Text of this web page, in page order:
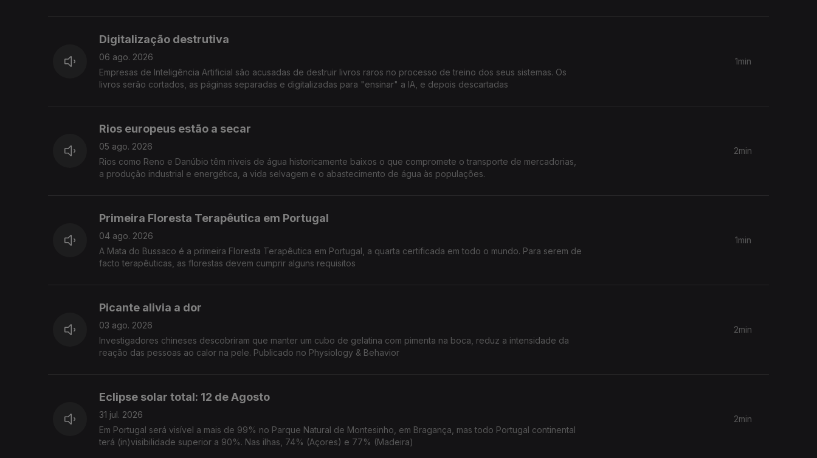
Digitalização destrutiva
06 ago. 2026
Empresas de Inteligência Artificial são acusadas de destruir livros raros no processo de treino dos seus sistemas. Os
livros serão cortados, as páginas separadas e digitalizadas para "ensinar" a IA, e depois descartadas
1min
Rios europeus estão a secar
05 ago. 2026
Rios como Reno e Danúbio têm niveis de água historicamente baixos o que compromete o transporte de mercadorias,
a produção industrial e energética, a vida selvagem e o abastecimento de água às populações.
2min
Primeira Floresta Terapêutica em Portugal
04 ago. 2026
A Mata do Bussaco é a primeira Floresta Terapêutica em Portugal, a quarta certificada em todo o mundo. Para serem de
facto terapêuticas, as florestas devem cumprir alguns requisitos
1min
Picante alivia a dor
03 ago. 2026
Investigadores chineses descobriram que manter um cubo de gelatina com pimenta na boca, reduz a intensidade da
reação das pessoas ao calor na pele. Publicado no Physiology & Behavior
2min
Eclipse solar total: 12 de Agosto
31 jul. 2026
Em Portugal será visível a mais de 99% no Parque Natural de Montesinho, em Bragança, mas todo Portugal continental
terá (in)visibilidade superior a 90%. Nas ilhas, 74% (Açores) e 77% (Madeira)
2min